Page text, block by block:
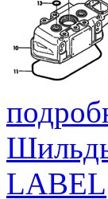
LABEL